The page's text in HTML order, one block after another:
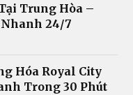
Trung Hòa –
24/7
Hóa Royal City
Trong 30 Phút